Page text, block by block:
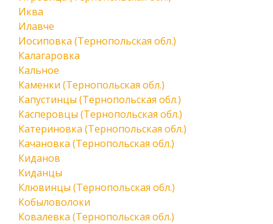
Иква
Илавче
Иосиповка (Тернопольская обл.)
Калагаровка
Кальное
Каменки (Тернопольская обл.)
Капустинцы (Тернопольская обл.)
Касперовцы (Тернопольская обл.)
Катериновка (Тернопольская обл.)
Качановка (Тернопольская обл.)
Киданов
Киданцы
Клювинцы (Тернопольская обл.)
Кобыловолоки
Ковалевка (Тернопольская обл.)